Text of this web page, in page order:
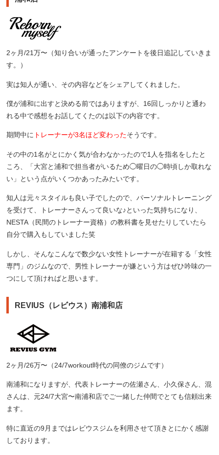
2ヶ月/21万〜（知り合いが通ったアンケートを後日追記していきま
す。）
実は知人が通い、その内容などをシェアしてくれました。
僕が浦和に出すと決める前ではありますが、16回しっかりと通わ
れる中で感想をお話してくたのは以下の内容です。
期間中に トレーナーが3名ほど変わったそうです。
その中の1名がとにかく気が合わなかったので1人を指名をしたと
ころ、「大宮と浦和で担当者がいるため◯曜日の◯時頃しか取れな
い」という点がいくつかあったみたいです。
知人は元々スタイルも良い子でしたので、パーソナルトレーニング
を受けて、トレーナーさんって良いな♪といった気持ちになり、
NESTA（民間のトレーナー資格）の教科書を見せたりしていたら
自分で購入もしていました笑
しかし、そんなこんなで数少ない女性トレーナーが在籍する「女性
専門」のジムなので、男性トレーナーが嫌という方はぜひ吟味の一
つにして頂ければと思います。
REVIUS（レビウス）南浦和店
2ヶ月/26万〜（24/7workout時代の同僚のジムです）
南浦和になりますが、代表トレーナーの佐瀬さん、小久保さん、混
さんは、元24/7大宮〜南浦和店でご一緒した仲間でとても信頼出来
ます。
特に直近の9月まではレビウスジムを利用させて頂きとにかく感謝
しております。